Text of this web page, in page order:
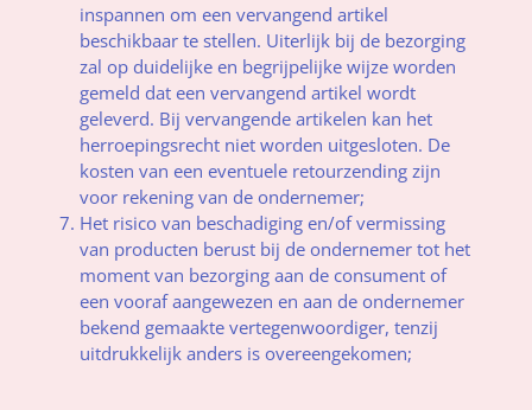
inspannen om een vervangend artikel
beschikbaar te stellen. Uiterlijk bij de bezorging
zal op duidelijke en begrijpelijke wijze worden
gemeld dat een vervangend artikel wordt
geleverd. Bij vervangende artikelen kan het
herroepingsrecht niet worden uitgesloten. De
kosten van een eventuele retourzending zijn
voor rekening van de ondernemer;
Het risico van beschadiging en/of vermissing
van producten berust bij de ondernemer tot het
moment van bezorging aan de consument of
een vooraf aangewezen en aan de ondernemer
bekend gemaakte vertegenwoordiger, tenzij
uitdrukkelijk anders is overeengekomen;